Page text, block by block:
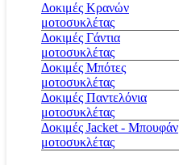
Δοκιμές Κρανών
μοτοσυκλέτας
Δοκιμές Γάντια
μοτοσυκλέτας
Δοκιμές Μπότες
μοτοσυκλέτας
Δοκιμές Παντελόνια
μοτοσυκλέτας
Δοκιμές Jacket - Μπουφάν
μοτοσυκλέτας